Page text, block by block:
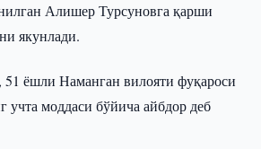
Алишер Турсуновга қарши
якунлади.
51 ёшли Наманган вилояти фуқароси
учта моддаси бўйича айбдор деб